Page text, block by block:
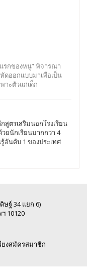
รกของหนู” พิจารณา
ดออกแบบมาเพื่อเป็น
าะตัวแก่เด็ก
ตรเสริมนอกโรงเรียน
ยนักเรียนมากกว่า 4
อันดับ 1 ของประเทศ
ษฐ์ 34 แยก 6)
10120
งสมัครสมาชิก